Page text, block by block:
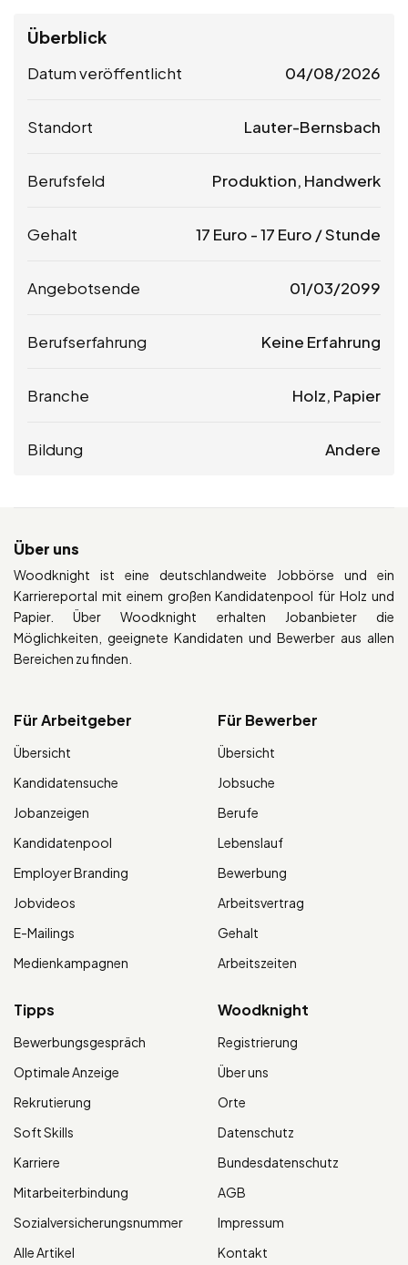
Überblick
Datum veröffentlicht 04/08/2026
Standort Lauter-Bernsbach
Berufsfeld Produktion, Handwerk
Gehalt 17 Euro -17 Euro / Stunde
Angebotsende 01/03/2099
Berufserfahrung Keine Erfahrung
Branche Holz, Papier
Bildung Andere
Über uns
Woodknight ist eine deutschlandweite Jobbörse und ein
Karriereportal mit einem großen Kandidatenpool für Holz und
Papier. Über Woodknight erhalten Jobanbieter die
Möglichkeiten, geeignete Kandidaten und Bewerber aus allen
Bereichen zu finden.
Für Arbeitgeber
Übersicht
Kandidatensuche
Jobanzeigen
Kandidatenpool
Employer Branding
Jobvideos
E-Mailings
Medienkampagnen
Für Bewerber
Übersicht
Jobsuche
Berufe
Lebenslauf
Bewerbung
Arbeitsvertrag
Gehalt
Arbeitszeiten
Tipps
Bewerbungsgespräch
Optimale Anzeige
Rekrutierung
Soft Skills
Karriere
Mitarbeiterbindung
Sozialversicherungsnummer
Alle Artikel
Woodknight
Registrierung
Über uns
Orte
Datenschutz
Bundesdatenschutz
AGB
Impressum
Kontakt